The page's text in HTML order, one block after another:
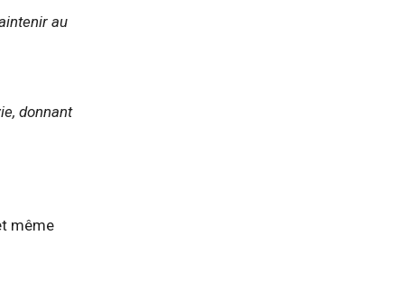
au
donnant
même